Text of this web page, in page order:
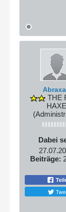
THE
HAXE
Dabei
Beiträge: